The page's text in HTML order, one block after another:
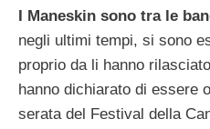
I Maneskin sono tra le
negli ultimi tempi, si sono
proprio da li hanno
hanno dichiarato di essere
serata del Festival della